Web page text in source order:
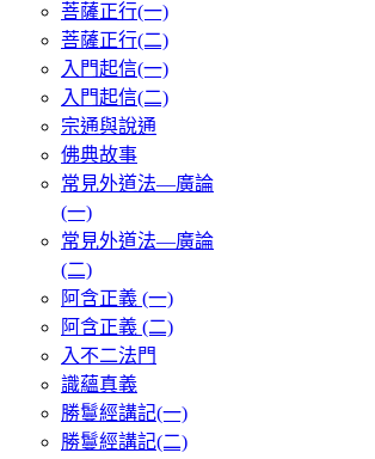
菩薩正行(一)
菩薩正行(二)
入門起信(一)
入門起信(二)
宗通與說通
佛典故事
常見外道法—廣論
(一)
常見外道法—廣論
(二)
阿含正義 (一)
阿含正義 (二)
入不二法門
識蘊真義
勝鬘經講記(一)
勝鬘經講記(二)